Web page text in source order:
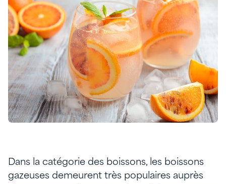
Dans la catégorie des boissons, les boissons
gazeuses demeurent très populaires auprès